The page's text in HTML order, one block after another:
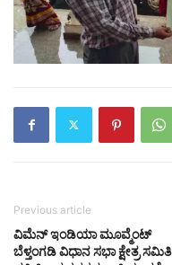
Previous article
ವಿಮೆನ್ ಇಂಡಿಯಾ ಮೂವ್ಮೆಂಟ್
ಬೆಳ್ತಂಗಡಿ ವಿಧಾನ ಸಭಾ ಕ್ಷೇತ್ರ ಸಮಿತಿ